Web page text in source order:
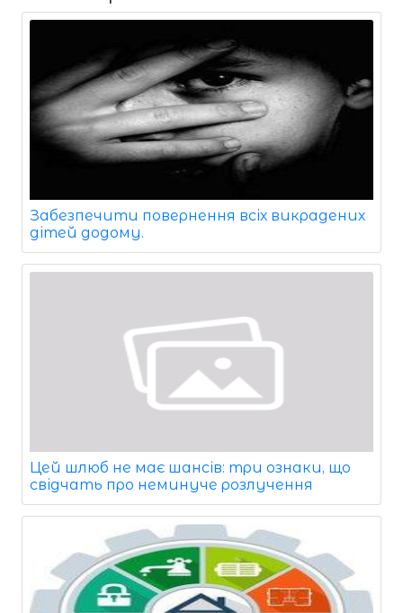
Забезпечити повернення всіх викрадених
дітей додому.
Цей шлюб не має шансів: три ознаки, що
свідчать про неминуче розлучення